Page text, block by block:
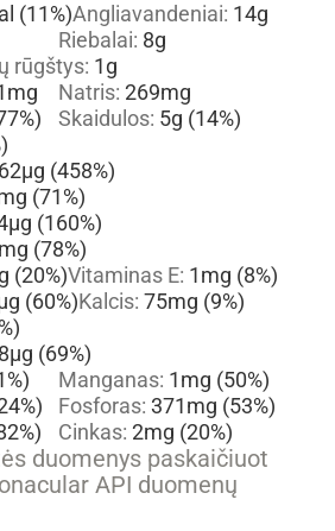
(11%)Angliavandeniai: 14g
Riebalai: 8g
rūgštys: 1g
mg Natris: 269mg
Skaidulos: 5g (14%)
µg (458%)
(71%)
µg (160%)
mg (78%)
(20%)Vitaminas E: 1mg (8%)
(60%)Kalcis: 75mg (9%)
µg (69%)
Manganas: 1mg (50%)
Fosforas: 371mg (53%)
Cinkas: 2mg (20%)
API duomenų